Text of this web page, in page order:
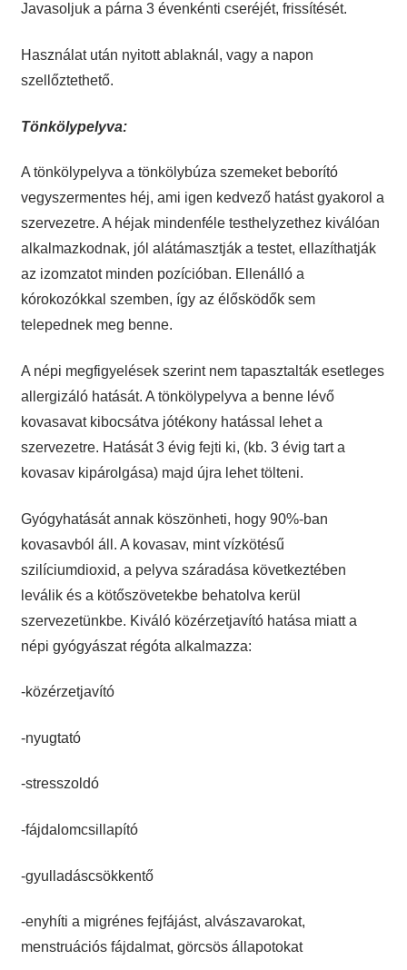
Javasoljuk a párna 3 évenkénti cseréjét, frissítését.
Használat után nyitott ablaknál, vagy a napon
szellőztethető.
Tönkölypelyva:
A tönkölypelyva a tönkölybúza szemeket beborító
vegyszermentes héj, ami igen kedvező hatást gyakorol a
szervezetre. A héjak mindenféle testhelyzethez kiválóan
alkalmazkodnak, jól alátámasztják a testet, ellazíthatják
az izomzatot minden pozícióban. Ellenálló a
kórokozókkal szemben, így az élősködők sem
telepednek meg benne.
A népi megfigyelések szerint nem tapasztalták esetleges
allergizáló hatását. A tönkölypelyva a benne lévő
kovasavat kibocsátva jótékony hatással lehet a
szervezetre. Hatását 3 évig fejti ki, (kb. 3 évig tart a
kovasav kipárolgása) majd újra lehet tölteni.
Gyógyhatását annak köszönheti, hogy 90%-ban
kovasavból áll. A kovasav, mint vízkötésű
szilíciumdioxid, a pelyva száradása következtében
leválik és a kötőszövetekbe behatolva kerül
szervezetünkbe. Kiváló közérzetjavító hatása miatt a
népi gyógyászat régóta alkalmazza:
-közérzetjavító
-nyugtató
-stresszoldó
-fájdalomcsillapító
-gyulladáscsökkentő
-enyhíti a migrénes fejfájást, alvászavarokat,
menstruációs fájdalmat, görcsös állapotokat